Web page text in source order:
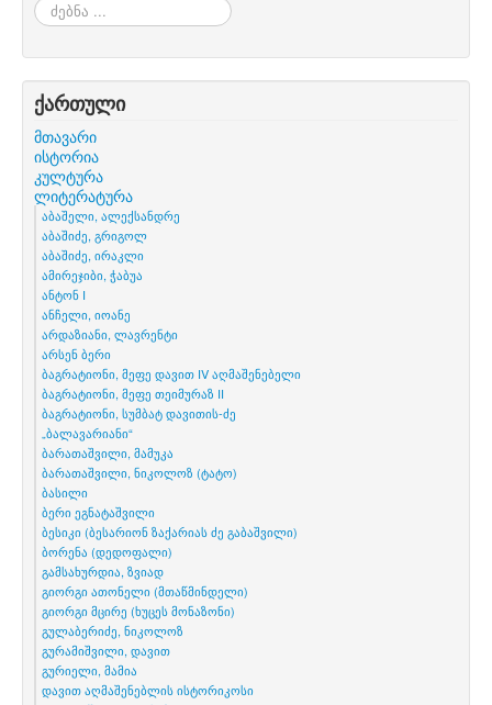
...
ქართული
მთავარი
ისტორია
კულტურა
ლიტერატურა
აბაშელი, ალექსანდრე
აბაშიძე, გრიგოლ
აბაშიძე, ირაკლი
ამირეჯიბი, ჭაბუა
ანტონ I
ანჩელი, იოანე
არდაზიანი, ლავრენტი
არსენ ბერი
ბაგრატიონი, მეფე დავით IV აღმაშენებელი
ბაგრატიონი, მეფე თეიმურაზ II
ბაგრატიონი, სუმბატ დავითის-ძე
„ბალავარიანი“
ბარათაშვილი, მამუკა
ბარათაშვილი, ნიკოლოზ (ტატო)
ბასილი
ბერი ეგნატაშვილი
ბესიკი (ბესარიონ ზაქარიას ძე გაბაშვილი)
ბორენა (დედოფალი)
გამსახურდია, ზვიად
გიორგი ათონელი (მთაწმინდელი)
გიორგი მცირე (ხუცეს მონაზონი)
გულაბერიძე, ნიკოლოზ
გურამიშვილი, დავით
გურიელი, მამია
დავით აღმაშენებლის ისტორიკოსი